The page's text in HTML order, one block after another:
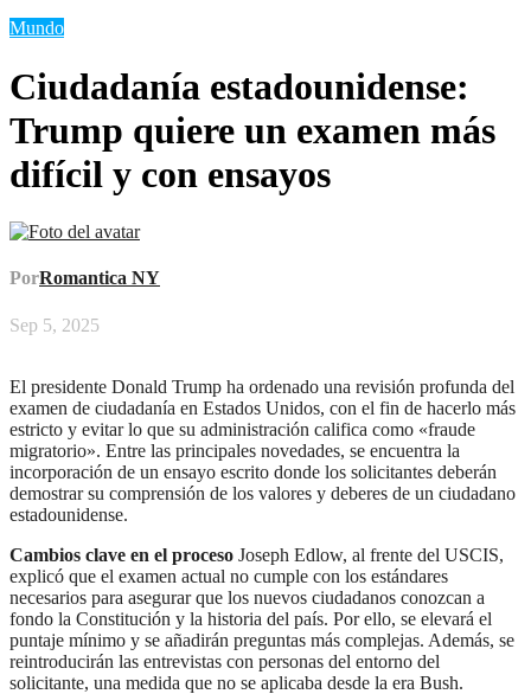
Mundo
Ciudadanía estadounidense:
Trump quiere un examen más
difícil y con ensayos
PorRomantica NY
Sep 5, 2025
El presidente Donald Trump ha ordenado una revisión profunda del
examen de ciudadanía en Estados Unidos, con el fin de hacerlo más
estricto y evitar lo que su administración califica como «fraude
migratorio». Entre las principales novedades, se encuentra la
incorporación de un ensayo escrito donde los solicitantes deberán
demostrar su comprensión de los valores y deberes de un ciudadano
estadounidense.
Cambios clave en el proceso Joseph Edlow, al frente del USCIS,
explicó que el examen actual no cumple con los estándares
necesarios para asegurar que los nuevos ciudadanos conozcan a
fondo la Constitución y la historia del país. Por ello, se elevará el
puntaje mínimo y se añadirán preguntas más complejas. Además, se
reintroducirán las entrevistas con personas del entorno del
solicitante, una medida que no se aplicaba desde la era Bush.